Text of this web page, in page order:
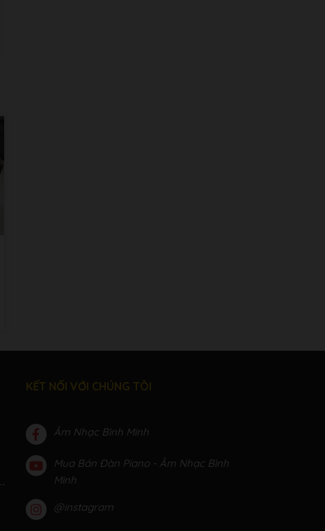
KẾT NỐI VỚI CHÚNG TÔI
Âm Nhạc Bình Minh
Mua Bán Đàn Piano - Âm Nhạc Bình
Minh
@instagram